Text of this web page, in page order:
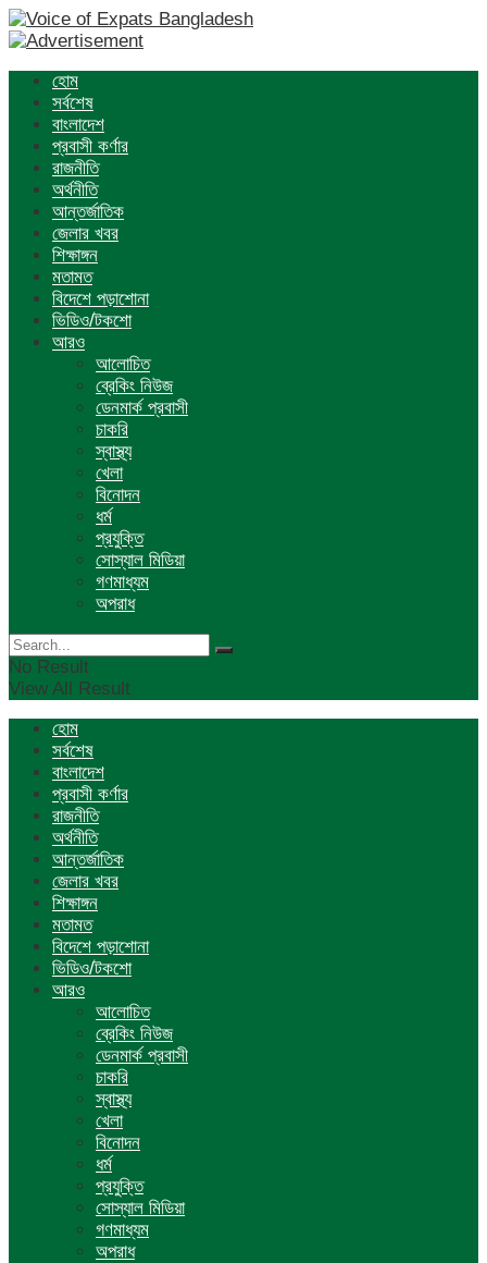
হোম
সর্বশেষ
বাংলাদেশ
প্রবাসী কর্ণার
রাজনীতি
অর্থনীতি
আন্তর্জাতিক
জেলার খবর
শিক্ষাঙ্গন
মতামত
বিদেশে পড়াশোনা
ভিডিও/টকশো
আরও
আলোচিত
ব্রেকিং নিউজ
ডেনমার্ক প্রবাসী
চাকরি
স্বাস্থ্য
খেলা
বিনোদন
ধর্ম
প্রযুক্তি
সোস্যাল মিডিয়া
গণমাধ্যম
অপরাধ
No Result
View All Result
হোম
সর্বশেষ
বাংলাদেশ
প্রবাসী কর্ণার
রাজনীতি
অর্থনীতি
আন্তর্জাতিক
জেলার খবর
শিক্ষাঙ্গন
মতামত
বিদেশে পড়াশোনা
ভিডিও/টকশো
আরও
আলোচিত
ব্রেকিং নিউজ
ডেনমার্ক প্রবাসী
চাকরি
স্বাস্থ্য
খেলা
বিনোদন
ধর্ম
প্রযুক্তি
সোস্যাল মিডিয়া
গণমাধ্যম
অপরাধ